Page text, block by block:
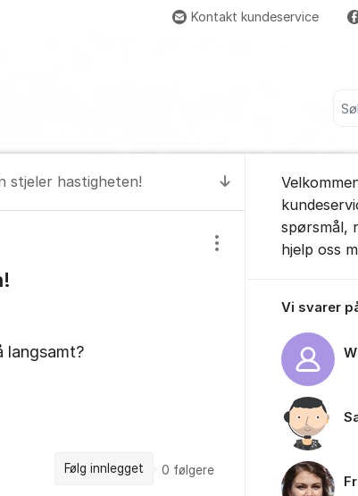
Kontakt kundeservice
Til seneste
stjeler hastigheten!
Vis/skjul innstillinger
langsamt?
Følg innlegget 0 følgere
spørsmål,
hjelp oss
Vi svarer